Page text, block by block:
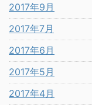
2017年9月
2017年7月
2017年6月
2017年5月
2017年4月